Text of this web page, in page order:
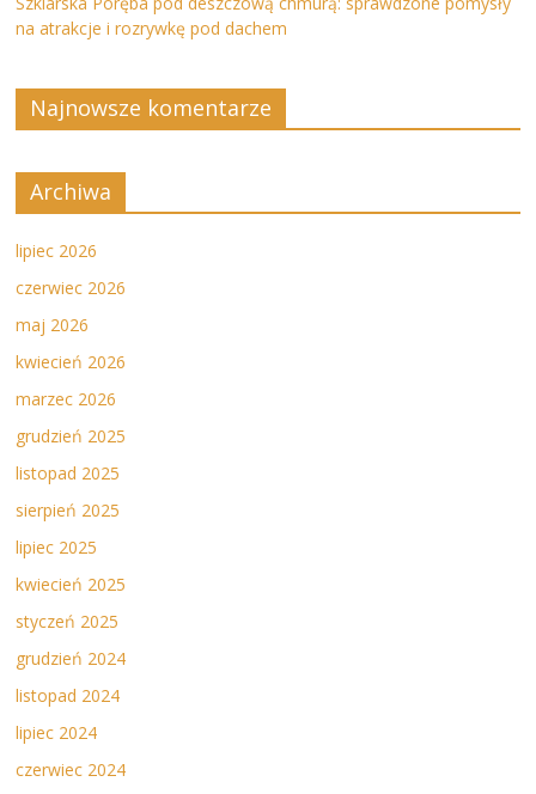
na atrakcje i rozrywkę pod dachem
Najnowsze komentarze
Archiwa
lipiec 2026
czerwiec 2026
maj 2026
kwiecień 2026
marzec 2026
grudzień 2025
listopad 2025
sierpień 2025
lipiec 2025
kwiecień 2025
styczeń 2025
grudzień 2024
listopad 2024
lipiec 2024
czerwiec 2024